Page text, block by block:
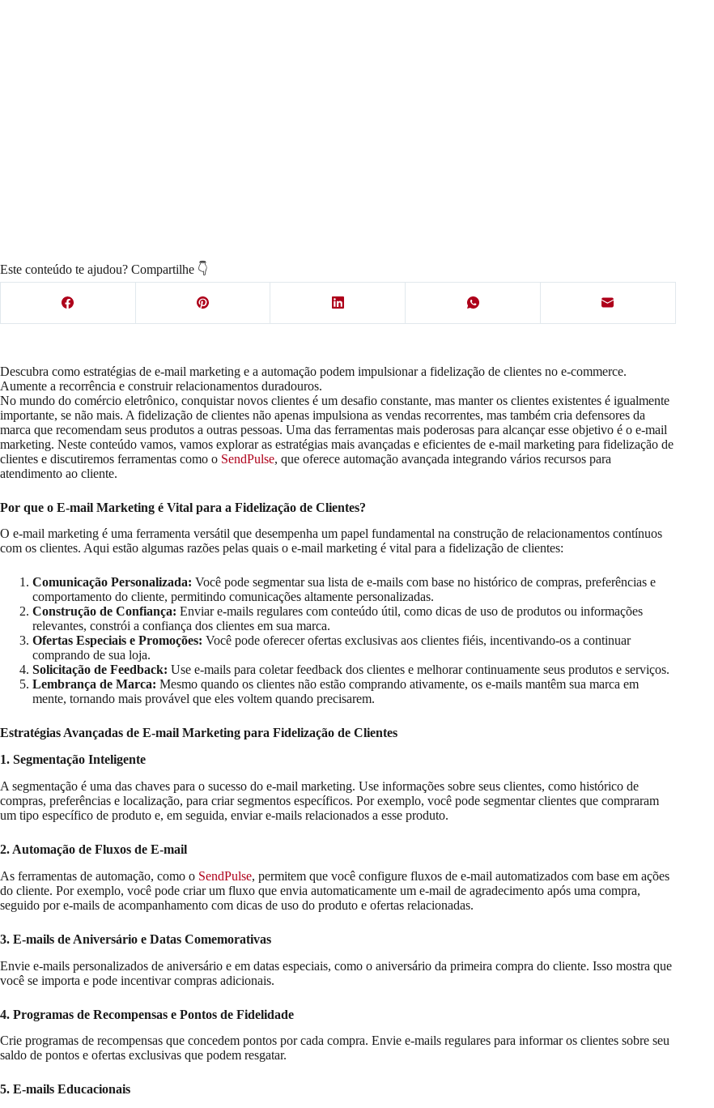
Este conteúdo te ajudou? Compartilhe 👇
Descubra como estratégias de e-mail marketing e a automação podem impulsionar a fidelização de clientes no e-commerce.
Aumente a recorrência e construir relacionamentos duradouros.
No mundo do comércio eletrônico, conquistar novos clientes é um desafio constante, mas manter os clientes existentes é igualmente
importante, se não mais. A fidelização de clientes não apenas impulsiona as vendas recorrentes, mas também cria defensores da
marca que recomendam seus produtos a outras pessoas. Uma das ferramentas mais poderosas para alcançar esse objetivo é o e-mail
marketing. Neste conteúdo vamos, vamos explorar as estratégias mais avançadas e eficientes de e-mail marketing para fidelização de
clientes e discutiremos ferramentas como o SendPulse, que oferece automação avançada integrando vários recursos para
atendimento ao cliente.
Por que o E-mail Marketing é Vital para a Fidelização de Clientes?
O e-mail marketing é uma ferramenta versátil que desempenha um papel fundamental na construção de relacionamentos contínuos
com os clientes. Aqui estão algumas razões pelas quais o e-mail marketing é vital para a fidelização de clientes:
Comunicação Personalizada: Você pode segmentar sua lista de e-mails com base no histórico de compras, preferências e
comportamento do cliente, permitindo comunicações altamente personalizadas.
Construção de Confiança: Enviar e-mails regulares com conteúdo útil, como dicas de uso de produtos ou informações
relevantes, constrói a confiança dos clientes em sua marca.
Ofertas Especiais e Promoções: Você pode oferecer ofertas exclusivas aos clientes fiéis, incentivando-os a continuar
comprando de sua loja.
Solicitação de Feedback: Use e-mails para coletar feedback dos clientes e melhorar continuamente seus produtos e serviços.
Lembrança de Marca: Mesmo quando os clientes não estão comprando ativamente, os e-mails mantêm sua marca em
mente, tornando mais provável que eles voltem quando precisarem.
Estratégias Avançadas de E-mail Marketing para Fidelização de Clientes
1. Segmentação Inteligente
A segmentação é uma das chaves para o sucesso do e-mail marketing. Use informações sobre seus clientes, como histórico de
compras, preferências e localização, para criar segmentos específicos. Por exemplo, você pode segmentar clientes que compraram
um tipo específico de produto e, em seguida, enviar e-mails relacionados a esse produto.
2. Automação de Fluxos de E-mail
As ferramentas de automação, como o SendPulse, permitem que você configure fluxos de e-mail automatizados com base em ações
do cliente. Por exemplo, você pode criar um fluxo que envia automaticamente um e-mail de agradecimento após uma compra,
seguido por e-mails de acompanhamento com dicas de uso do produto e ofertas relacionadas.
3. E-mails de Aniversário e Datas Comemorativas
Envie e-mails personalizados de aniversário e em datas especiais, como o aniversário da primeira compra do cliente. Isso mostra que
você se importa e pode incentivar compras adicionais.
4. Programas de Recompensas e Pontos de Fidelidade
Crie programas de recompensas que concedem pontos por cada compra. Envie e-mails regulares para informar os clientes sobre seu
saldo de pontos e ofertas exclusivas que podem resgatar.
5. E-mails Educacionais